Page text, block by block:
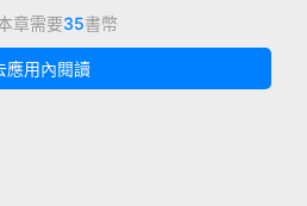
章需要35書幣
應用內閱讀